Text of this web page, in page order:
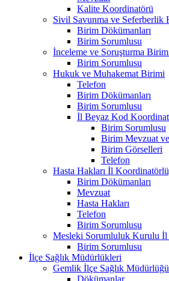
Kalite Koordinatörü
Sivil Savunma ve Seferberlik
Birim Dökümanları
Birim Sorumlusu
İnceleme ve Soruşturma
Birim Sorumlusu
Hukuk ve Muhakemat Birimi
Telefon
Birim Dökümanları
Birim Sorumlusu
İl Beyaz Kod
Birim Sorumlusu
Birim Mevzuat
Birim Görselleri
Telefon
Hasta Hakları İl
Birim Dökümanları
Mevzuat
Hasta Hakları
Telefon
Birim Sorumlusu
Mesleki Sorumluluk Kurulu
Birim Sorumlusu
İlçe Sağlık Müdürlükleri
Gemlik İlçe Sağlık Müdürlüğü
Dökümanlar